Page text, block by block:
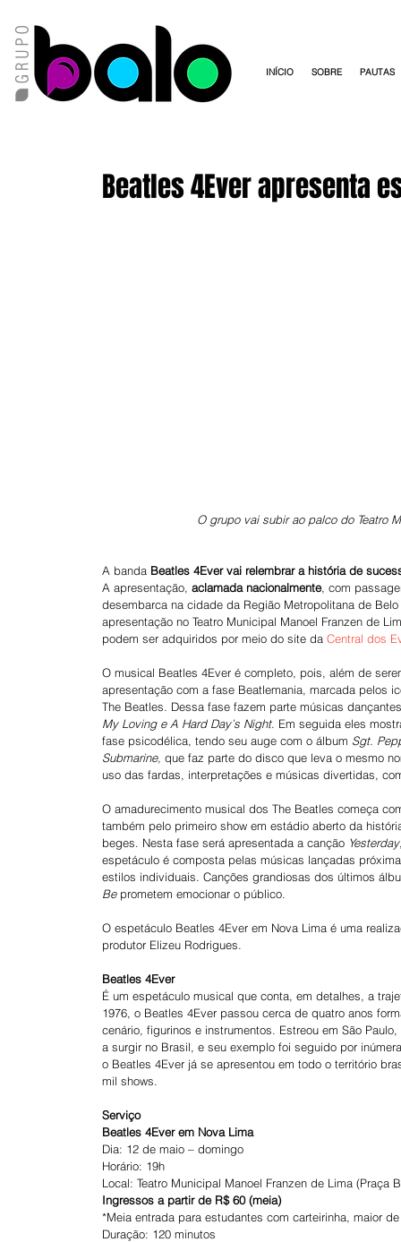
INÍCIO SOBRE PAUTAS
Beatles 4Ever apresenta
O grupo vai subir ao palco do Teatro
A banda Beatles 4Ever vai relembrar a história de
A apresentação, aclamada nacionalmente, com
desembarca na cidade da Região Metropolitana de
apresentação no Teatro Municipal Manoel Franzen de
podem ser adquiridos por meio do site da Central dos
O musical Beatles 4Ever é completo, pois, além de
apresentação com a fase Beatlemania, marcada pelos
The Beatles. Dessa fase fazem parte músicas
My Loving e A Hard Day’s Night. Em seguida eles
fase psicodélica, tendo seu auge com o álbum Sgt.
Submarine, que faz parte do disco que leva o mesmo
uso das fardas, interpretações e músicas divertidas,
O amadurecimento musical dos The Beatles começa
também pelo primeiro show em estádio aberto da
beges. Nesta fase será apresentada a canção Yesterday
espetáculo é composta pelas músicas lançadas
estilos individuais. Canções grandiosas dos últimos
Be prometem emocionar o público.
O espetáculo Beatles 4Ever em Nova Lima é uma
produtor Elizeu Rodrigues.
Beatles 4Ever
É um espetáculo musical que conta, em detalhes, a
1976, o Beatles 4Ever passou cerca de quatro anos
cenário, figurinos e instrumentos. Estreou em São
a surgir no Brasil, e seu exemplo foi seguido por
o Beatles 4Ever já se apresentou em todo o território
mil shows.
Serviço
Beatles 4Ever em Nova Lima
Dia: 12 de maio – domingo
Horário: 19h
Local: Teatro Municipal Manoel Franzen de Lima (Praça
Ingressos a partir de R$ 60 (meia)
*Meia entrada para estudantes com carteirinha, maior
Duração: 120 minutos